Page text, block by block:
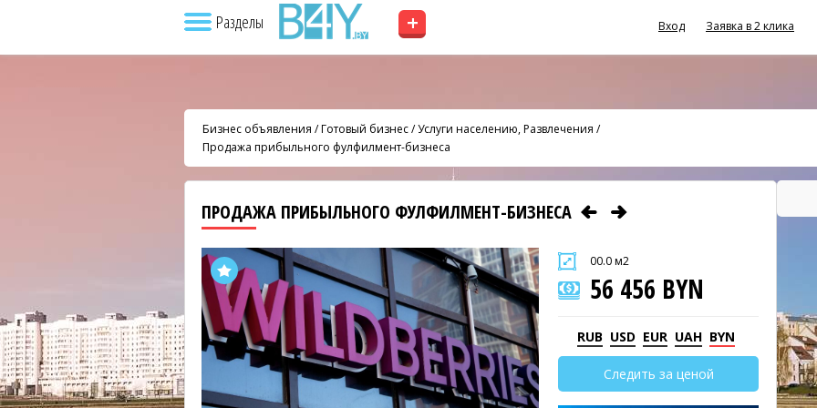
Разделы + Вход Заявка в 2 клика
Бизнес объявления /Готовый бизнес/Услуги населению, Развлечения /
Продажа прибыльного фулфилмент-бизнеса
ПРОДАЖА ПРИБЫЛЬНОГО ФУЛФИЛМЕНТ-БИЗНЕСА
00.0 м2
56 456 BYN
RUB USD EUR UAH BYN
Следить за ценой